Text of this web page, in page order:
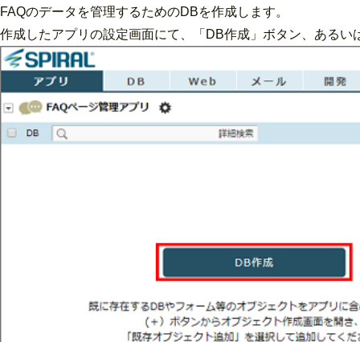
FAQのデータを管理するためのDBを作成します。
作成したアプリの設定画面にて、「DB作成」ボタン、ある